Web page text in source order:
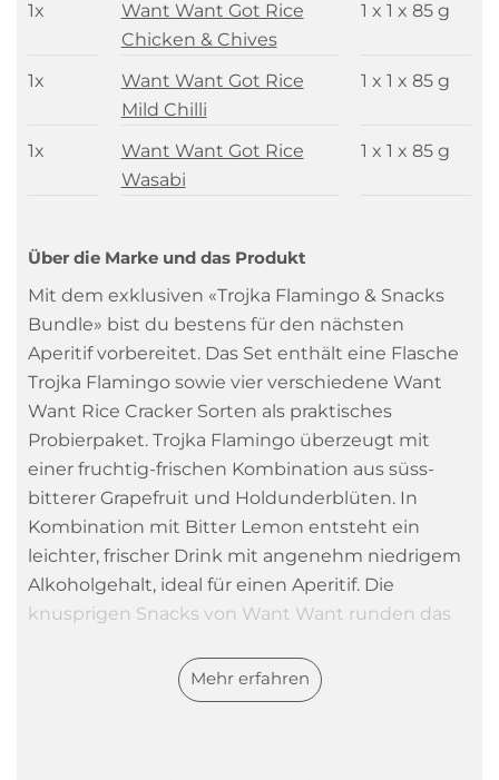
1x
Want Want Got Rice
Chicken & Chives
1 x 1 x 85 g
1x
Want Want Got Rice
Mild Chilli
1 x 1 x 85 g
1x
Want Want Got Rice
Wasabi
1 x 1 x 85 g
Über die Marke und das Produkt
Mit dem exklusiven «Trojka Flamingo & Snacks
Bundle» bist du bestens für den nächsten
Aperitif vorbereitet. Das Set enthält eine Flasche
Trojka Flamingo sowie vier verschiedene Want
Want Rice Cracker Sorten als praktisches
Probierpaket. Trojka Flamingo überzeugt mit
einer fruchtig-frischen Kombination aus süss-
bitterer Grapefruit und Holdunderblüten. In
Kombination mit Bitter Lemon entsteht ein
leichter, frischer Drink mit angenehm niedrigem
Alkoholgehalt, ideal für einen Aperitif. Die
knusprigen Snacks von Want Want runden das
Mehr erfahren